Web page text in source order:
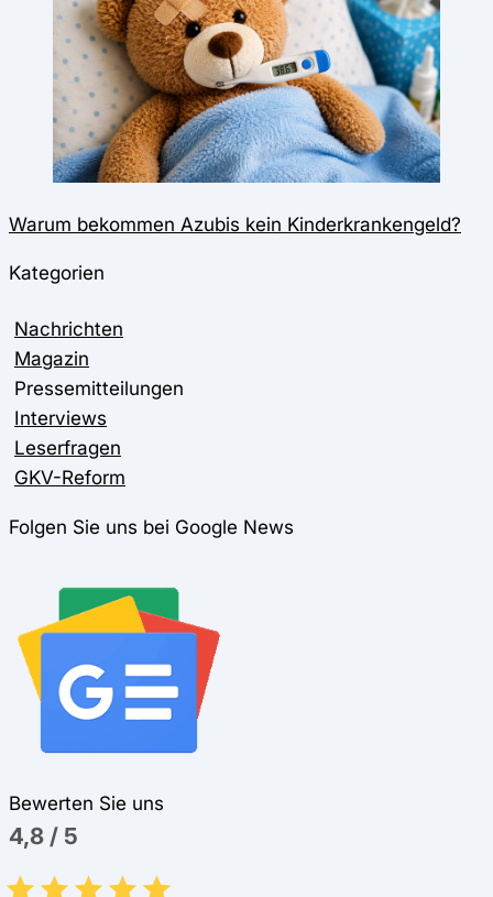
Warum bekommen Azubis kein Kinderkrankengeld?
Kategorien
Nachrichten
Magazin
Pressemitteilungen
Interviews
Leserfragen
GKV-Reform
Folgen Sie uns bei Google News
Bewerten Sie uns
4,8 / 5